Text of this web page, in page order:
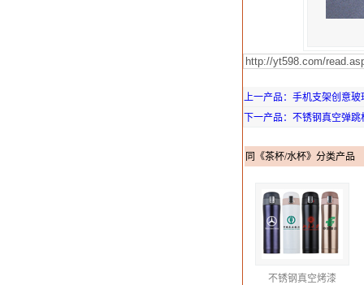
上一产品：手机支架创意玻
下一产品：不锈钢真空弹跳
同《茶杯/水杯》分类产品
不锈钢真空烤漆